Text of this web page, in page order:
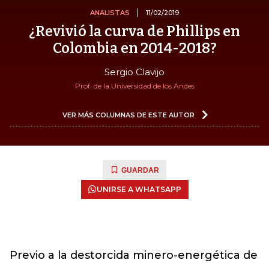
ANALISTAS 11/02/2019
¿Revivió la curva de Phillips en
Colombia en 2014-2018?
Sergio Clavijo
Prof. de la Universidad de los Andes
VER MÁS COLUMNAS DE ESTE AUTOR
GUARDAR
UNIRSE A WHATSAPP
Previo a la destorcida minero-energética de